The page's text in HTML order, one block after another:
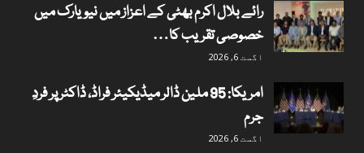
رائے بلال اکرم بھٹی کے اعزاز میں نیویارک میں
خصوصی تقریب کا…
اگست 6, 2026
امریکا: 95 ملین ڈالر میڈیکیئر فراڈ، ڈاکٹر پر فردِ
جرم
اگست 6, 2026